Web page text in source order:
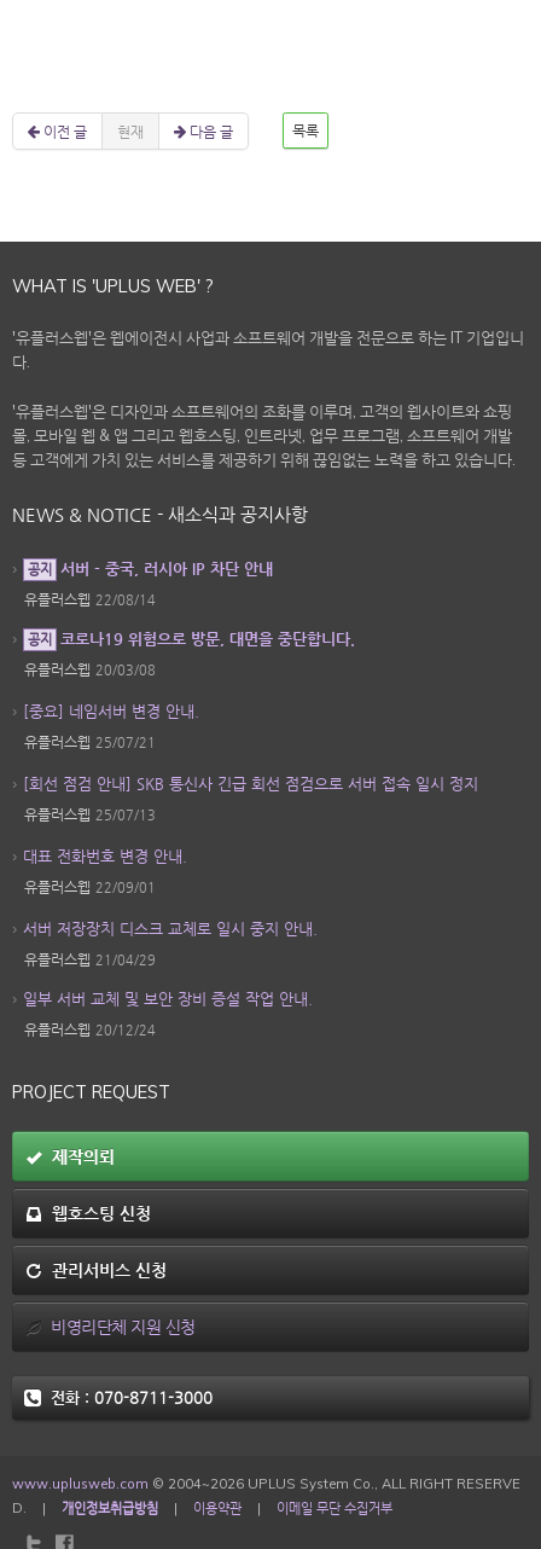
이전 글 현재 다음 글 목록
WHAT IS 'UPLUS WEB' ?
'유플러스웹'은 웹에이전시 사업과 소프트웨어 개발을 전문으로 하는 IT 기업입니
다.
'유플러스웹'은 디자인과 소프트웨어의 조화를 이루며, 고객의 웹사이트와 쇼핑
몰, 모바일 웹 & 앱 그리고 웹호스팅, 인트라넷, 업무 프로그램, 소프트웨어 개발
등 고객에게 가치 있는 서비스를 제공하기 위해 끊임없는 노력을 하고 있습니다.
NEWS & NOTICE - 새소식과 공지사항
공지 서버 - 중국, 러시아 IP 차단 안내
유플러스웹 22/08/14
공지 코로나19 위험으로 방문, 대면을 중단합니다.
유플러스웹 20/03/08
[중요] 네임서버 변경 안내.
유플러스웹 25/07/21
[회선 점검 안내] SKB 통신사 긴급 회선 점검으로 서버 접속 일시 정지
유플러스웹 25/07/13
대표 전화번호 변경 안내.
유플러스웹 22/09/01
서버 저장장치 디스크 교체로 일시 중지 안내.
유플러스웹 21/04/29
일부 서버 교체 및 보안 장비 증설 작업 안내.
유플러스웹 20/12/24
PROJECT REQUEST
제작의뢰
웹호스팅 신청
관리서비스 신청
비영리단체 지원 신청
전화 : 070-8711-3000
www.uplusweb.com © 2004~2026 UPLUS System Co., ALL RIGHT RESERVE
D.
| 개인정보취급방침 | 이용약관 | 이메일 무단 수집거부